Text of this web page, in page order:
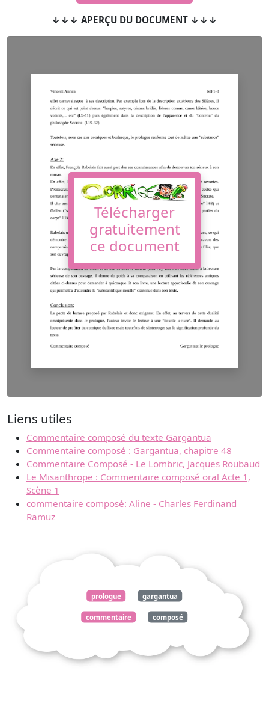
↓↓↓ APERÇU DU DOCUMENT ↓↓↓
Télécharger
gratuitement
ce document
Liens utiles
Commentaire composé du texte Gargantua
Commentaire composé : Gargantua, chapitre 48
Commentaire Composé - Le Lombric, Jacques Roubaud
Le Misanthrope : Commentaire composé oral Acte 1,
Scène 1
commentaire composé: Aline - Charles Ferdinand
Ramuz
prologue gargantua
commentaire composé